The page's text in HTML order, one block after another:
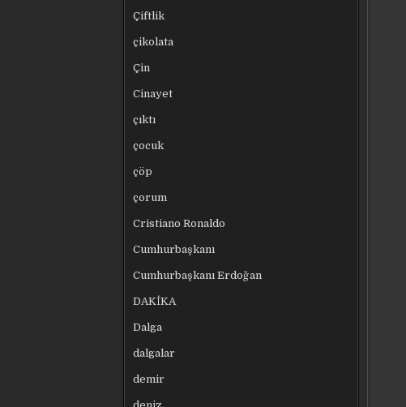
Çiftlik
çikolata
Çin
Cinayet
çıktı
çocuk
çöp
çorum
Cristiano Ronaldo
Cumhurbaşkanı
Cumhurbaşkanı Erdoğan
DAKİKA
Dalga
dalgalar
demir